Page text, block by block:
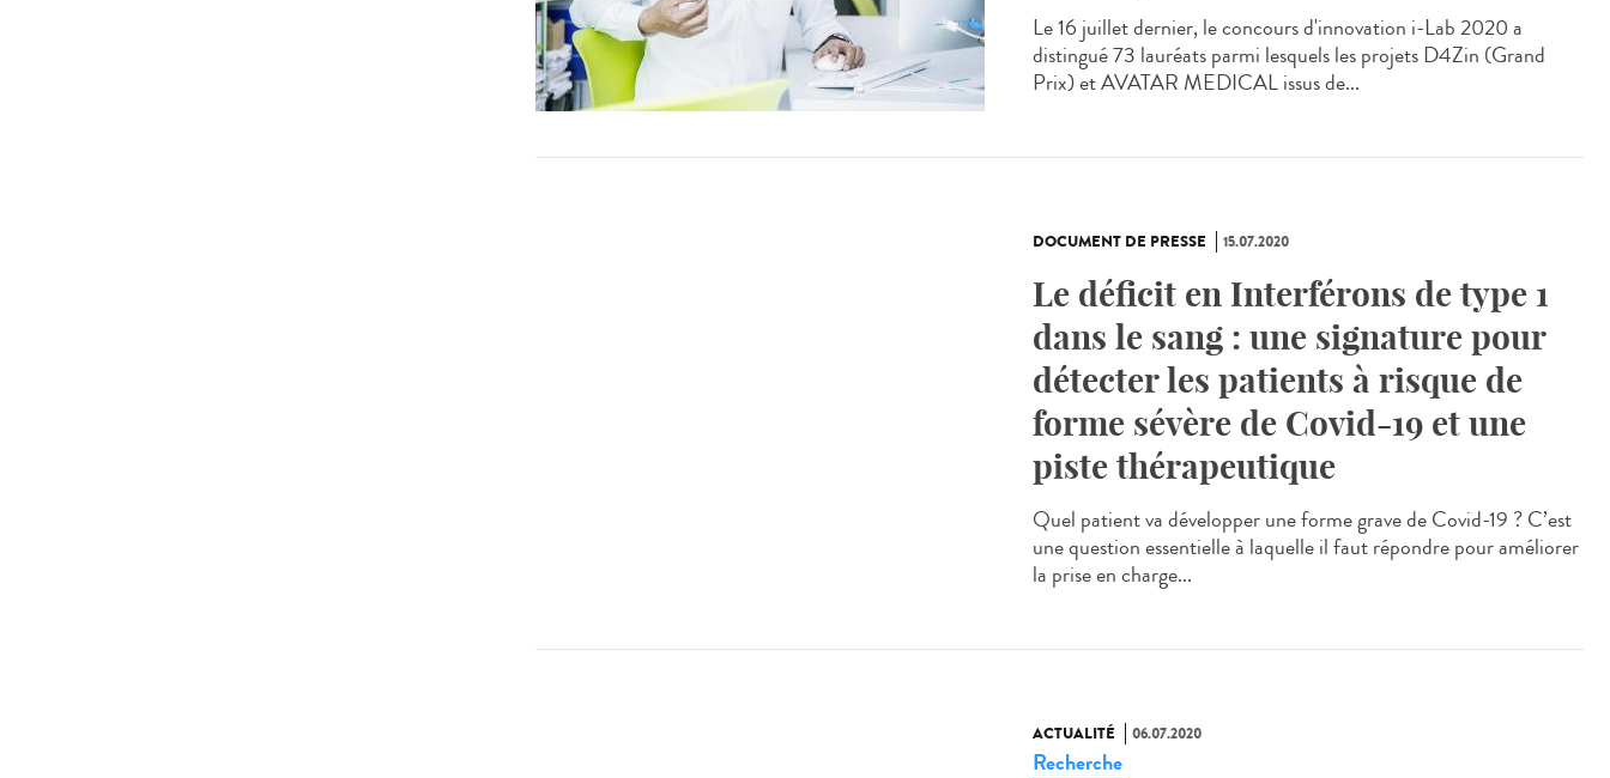
Le 16 juillet dernier, le concours d'innovation i-Lab 2020 a
distingué 73 lauréats parmi lesquels les projets D4Zin (Grand
Prix) et AVATAR MEDICAL issus de...
DOCUMENT DE PRESSE 15.07.2020
Le déficit en Interférons de type 1
dans le sang : une signature pour
détecter les patients à risque de
forme sévère de Covid-19 et une
piste thérapeutique
Quel patient va développer une forme grave de Covid-19 ? C’est
une question essentielle à laquelle il faut répondre pour améliorer
la prise en charge...
ACTUALITÉ 06.07.2020
Recherche